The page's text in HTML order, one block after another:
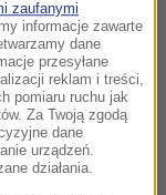
za nim dziecko.
i odwrócił
są
zaufanymi
informacje zawarte
dane
przesyłane
reklam i treści,
pomiaru ruchu jak
Za Twoją zgodą
dane
urządzeń.
działania.